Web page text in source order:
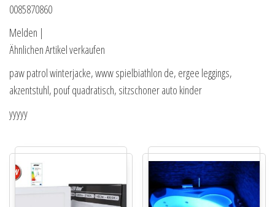
0085870860
Melden |
Ähnlichen Artikel verkaufen
paw patrol winterjacke, www spielbiathlon de, ergee leggings,
akzentstuhl, pouf quadratisch, sitzschoner auto kinder
yyyyy